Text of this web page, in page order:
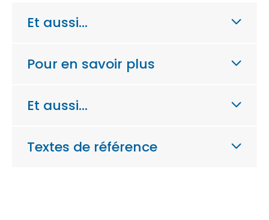
Et aussi…
Pour en savoir plus
Et aussi…
Textes de référence